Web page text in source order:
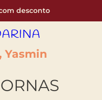
desconto
Yasmin